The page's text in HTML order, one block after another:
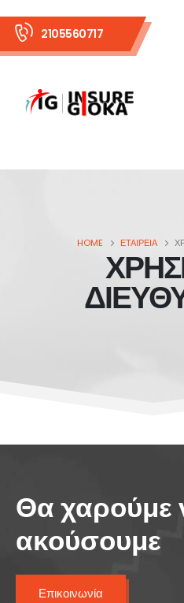
2105560717
HOME ΕΤΑΙΡΕΙΑ
Θα χαρούμε
ακούσουμε
Επικοινωνία